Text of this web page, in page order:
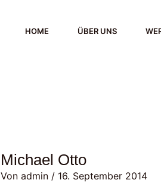
HOME ÜBER UNS
Michael Otto
Von admin / 16. September 2014